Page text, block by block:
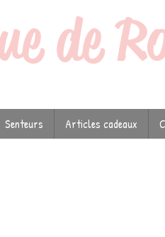
de
Senteurs Articles cadeaux